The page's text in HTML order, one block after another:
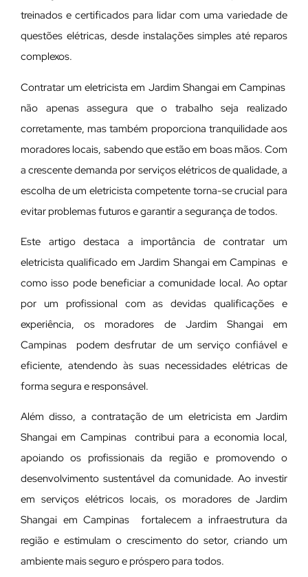
treinados e certificados para lidar com uma variedade de
questões elétricas, desde instalações simples até reparos
complexos.
Contratar um eletricista em Jardim Shangai em Campinas
não apenas assegura que o trabalho seja realizado
corretamente, mas também proporciona tranquilidade aos
moradores locais, sabendo que estão em boas mãos. Com
a crescente demanda por serviços elétricos de qualidade, a
escolha de um eletricista competente torna-se crucial para
evitar problemas futuros e garantir a segurança de todos.
Este artigo destaca a importância de contratar um
eletricista qualificado em Jardim Shangai em Campinas e
como isso pode beneficiar a comunidade local. Ao optar
por um profissional com as devidas qualificações e
experiência, os moradores de Jardim Shangai em
Campinas podem desfrutar de um serviço confiável e
eficiente, atendendo às suas necessidades elétricas de
forma segura e responsável.
Além disso, a contratação de um eletricista em Jardim
Shangai em Campinas contribui para a economia local,
apoiando os profissionais da região e promovendo o
desenvolvimento sustentável da comunidade. Ao investir
em serviços elétricos locais, os moradores de Jardim
Shangai em Campinas fortalecem a infraestrutura da
região e estimulam o crescimento do setor, criando um
ambiente mais seguro e próspero para todos.